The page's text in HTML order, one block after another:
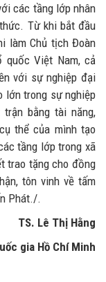
các tầng lớp nhân
Từ khi bắt đầu
làm Chủ tịch Đoàn
quốc Việt Nam, cả
với sự nghiệp đại
lớn trong sự nghiệp
bằng tài năng,
thể của mình tạo
tầng lớp trong xã
trao tặng cho đồng
tôn vinh về tấm
Phát./.
TS. Lê Thị Hằng
gia Hồ Chí Minh